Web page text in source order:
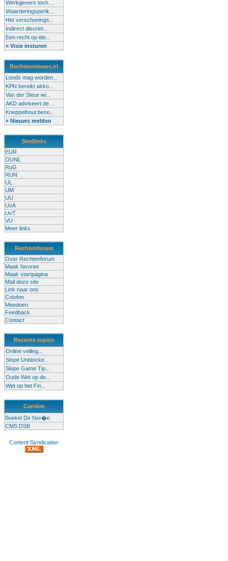
Werkgevers toch ...
Waarderingsperik...
Het verschonings...
Indirect discrim...
Een recht op ide...
» Visie insturen
Rechtennieuws.nl
Loods mag worden...
KPN bereikt akko...
Van der Steur wi...
AKD adviseert de...
Kneppelhout beno...
» Nieuws melden
Snellinks
EUR
OUNL
RuG
RUN
UL
UM
UU
UvA
UvT
VU
Meer links
Rechtenforum
Over Rechtenforum
Maak favoriet
Maak startpagina
Mail deze site
Link naar ons
Colofon
Meedoen
Feedback
Contact
Recente topics
Online veiling...
Slope Unblocke...
Slope Game Tip...
Oude Wet op de...
Wet op het Fin...
Carrière
Boekel De Ner�e
CMS DSB
Content Syndication